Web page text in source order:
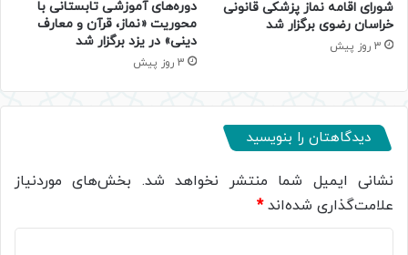
شورای اقامه نماز پزشکی قانونی
خراسان رضوی برگزار شد
3 روز پیش
دوره‌های آموزشی تابستانی با
محوریت «نماز، قرآن و معارف
دینی» در یزد برگزار شد
3 روز پیش
دیدگاهتان را بنویسید
نشانی ایمیل شما منتشر نخواهد شد. بخش‌های موردنیاز
علامت‌گذاری شده‌اند*